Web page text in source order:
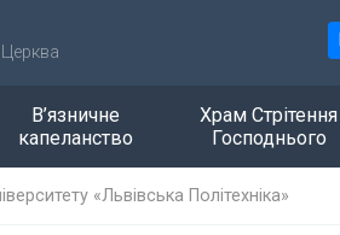
В’язничне
капеланство
Храм Стрітення
Господнього
«Львівська Політехніка»